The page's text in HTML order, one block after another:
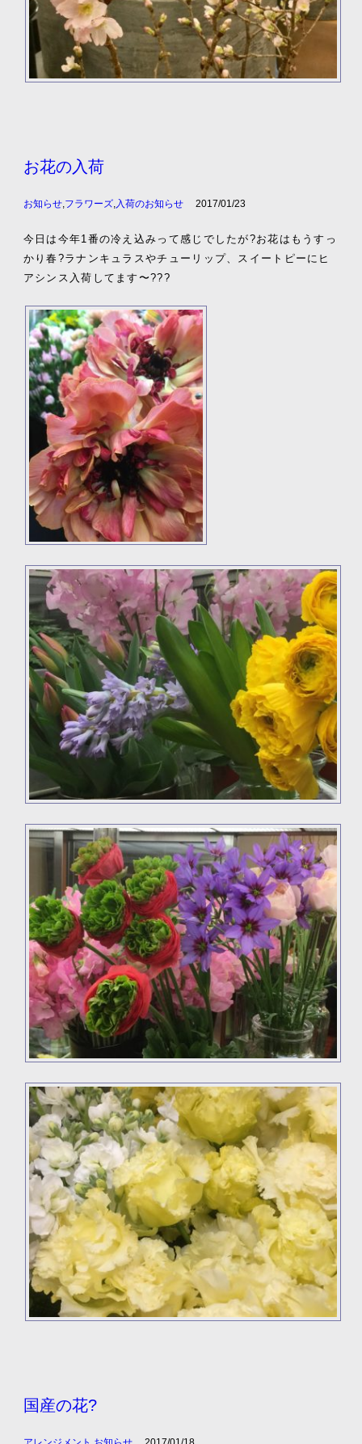
お花の入荷
お知らせ,フラワーズ,入荷のお知らせ 2017/01/23
今日は今年1番の冷え込みって感じでしたが?お花はもうすっ
かり春?ラナンキュラスやチューリップ、スイートピーにヒ
アシンス入荷してます〜???
国産の花?